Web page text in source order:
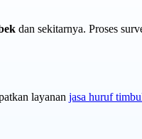
dan sekitarnya. Proses
layanan jasa huruf